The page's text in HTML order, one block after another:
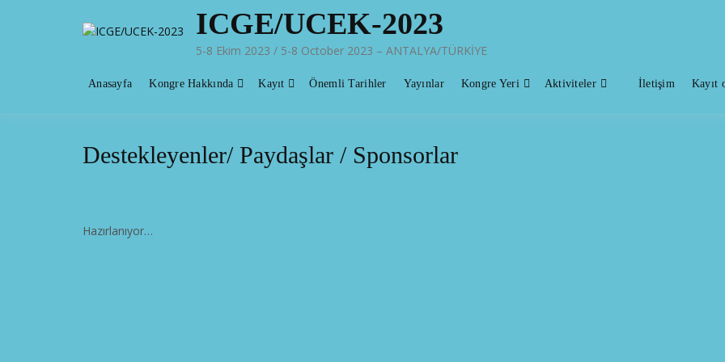
ICGE/UCEK-2023
5-8 Ekim 2023 / 5-8 October 2023 – ANTALYA/TÜRKİYE
Anasayfa Kongre Hakkında Kayıt Önemli Tarihler Yayınlar Kongre Yeri Aktiviteler İletişim Kayıt
Destekleyenler/ Paydaşlar / Sponsorlar
Hazırlanıyor…